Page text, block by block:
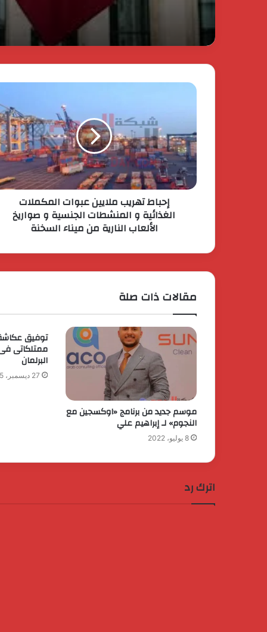
إحباط تهريب ملايين عبوات المكملات
الغذائية و المنشطات الجنسية و صواريخ
الألعاب النارية من ميناء السخنة
مقالات ذات صلة
موسم جديد من برنامج «اوكسجين مع
النجوم» لـ إبراهيم علي
8 يوليو، 2022
توفيق
ممتلكاتى
البرلمان
27 ديسمبر، 2015
اترك رد